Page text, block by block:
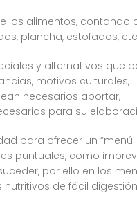
los alimentos, contando
plancha, estofados,
y alternativos que
motivos culturales,
necesarios aportar,
para su
para ofrecer un “menú
puntuales, como
por ello en los
de fácil